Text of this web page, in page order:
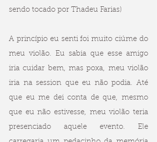
sendo tocado por Thadeu Farias)
A princípio eu senti foi muito ciúme do
meu violão. Eu sabia que esse amigo
iria cuidar bem, mas poxa, meu violão
iria na session que eu não podia. Até
que eu me dei conta de que, mesmo
que eu não estivesse, meu violão teria
presenciado aquele evento. Ele